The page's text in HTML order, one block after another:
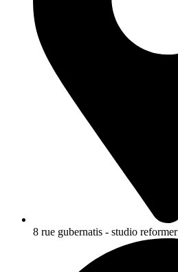
8 rue gubernatis - studio reformer